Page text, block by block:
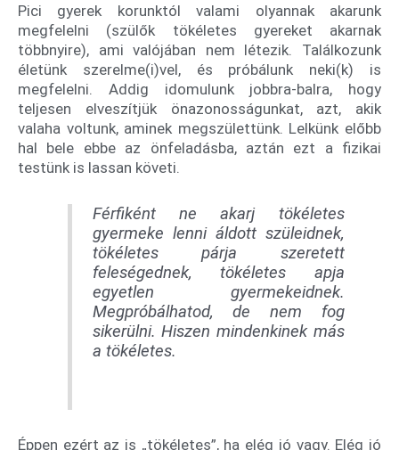
Pici gyerek korunktól valami olyannak akarunk
megfelelni (szülők tökéletes gyereket akarnak
többnyire), ami valójában nem létezik. Találkozunk
életünk szerelme(i)vel, és próbálunk neki(k) is
megfelelni. Addig idomulunk jobbra-balra, hogy
teljesen elveszítjük önazonosságunkat, azt, akik
valaha voltunk, aminek megszülettünk. Lelkünk előbb
hal bele ebbe az önfeladásba, aztán ezt a fizikai
testünk is lassan követi.
Férfiként ne akarj tökéletes
gyermeke lenni áldott szüleidnek,
tökéletes párja szeretett
feleségednek, tökéletes apja
egyetlen gyermekeidnek.
Megpróbálhatod, de nem fog
sikerülni. Hiszen mindenkinek más
a tökéletes.
Éppen ezért az is „tökéletes”, ha elég jó vagy. Elég jó